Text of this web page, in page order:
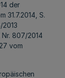
der
31.7.2014, S.
807/2014
vom